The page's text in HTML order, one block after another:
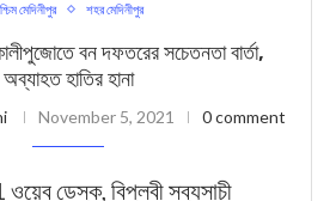
মেদিনীপুর শহর মেদিনীপুর
বন দফতরের সচেতনতা বার্তা,
অব্যাহত হাতির হানা
November 5, 2021 0 comment
ডেস্ক, বিপ্লবী সব্যসাচী